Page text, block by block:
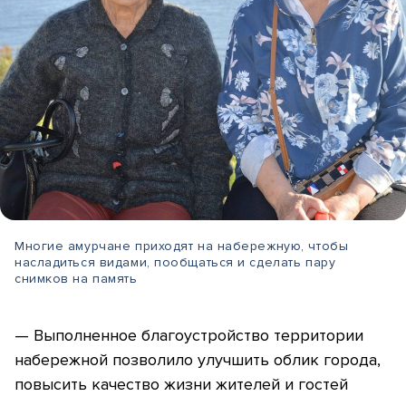
Многие амурчане приходят на набережную, чтобы
насладиться видами, пообщаться и сделать пару
снимков на память
— Выполненное благоустройство территории
набережной позволило улучшить облик города,
повысить качество жизни жителей и гостей